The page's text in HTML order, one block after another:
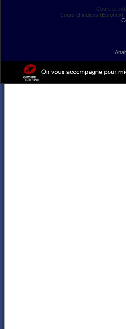
Cours et
Cours et indices